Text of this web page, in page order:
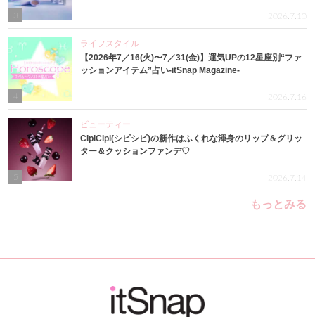
3 2026.7.10
4
ライフスタイル
【2026年7／16(火)〜7／31(金)】運気UPの12星座別“ファ
ッションアイテム”占い-itSnap Magazine-
2026.7.16
ビューティー
CipiCipi(シピシピ)の新作はふくれな渾身のリップ＆グリッ
ター＆クッションファンデ♡
2026.7.14
もっとみる